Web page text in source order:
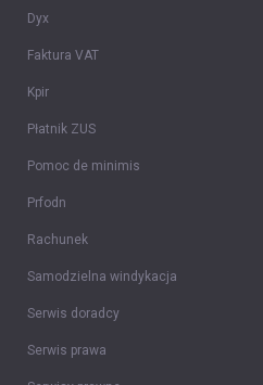
Dyx
Faktura VAT
Kpir
Płatnik ZUS
Pomoc de minimis
Prfodn
Rachunek
Samodzielna windykacja
Serwis doradcy
Serwis prawa